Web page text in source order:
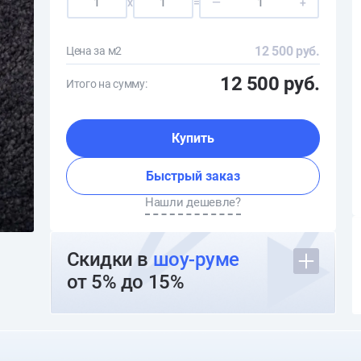
Цена за м2 12 500 руб.
Итого на сумму: 12 500 руб.
Купить
Быстрый заказ
Нашли дешевле?
Скидки в шоу-руме
от 5% до 15%